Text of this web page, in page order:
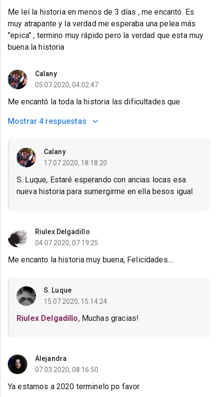
Me leí la historia en menos de 3 días , me encantó. Es
muy atrapante y la verdad me esperaba una pelea más
"epica" , termino muy rápido pero la verdad que esta muy
buena la historia
Calany
05.07.2020, 04:02:47
Me encantó la toda la historia las dificultades que
Mostrar 4 respuestas
Calany
17.07.2020, 18:18:20
S. Luque, Estaré esperando con ancias locas esa
nueva historia para sumergirme en ella besos igual
Riulex Delgadillo
04.07.2020, 07:19:25
Me encanto la historia muy buena, Felicidades....
S. Luque
15.07.2020, 15:14:24
Riulex Delgadillo, Muchas gracias!
Alejandra
07.03.2020, 08:16:50
Ya estamos a 2020 terminelo po favor